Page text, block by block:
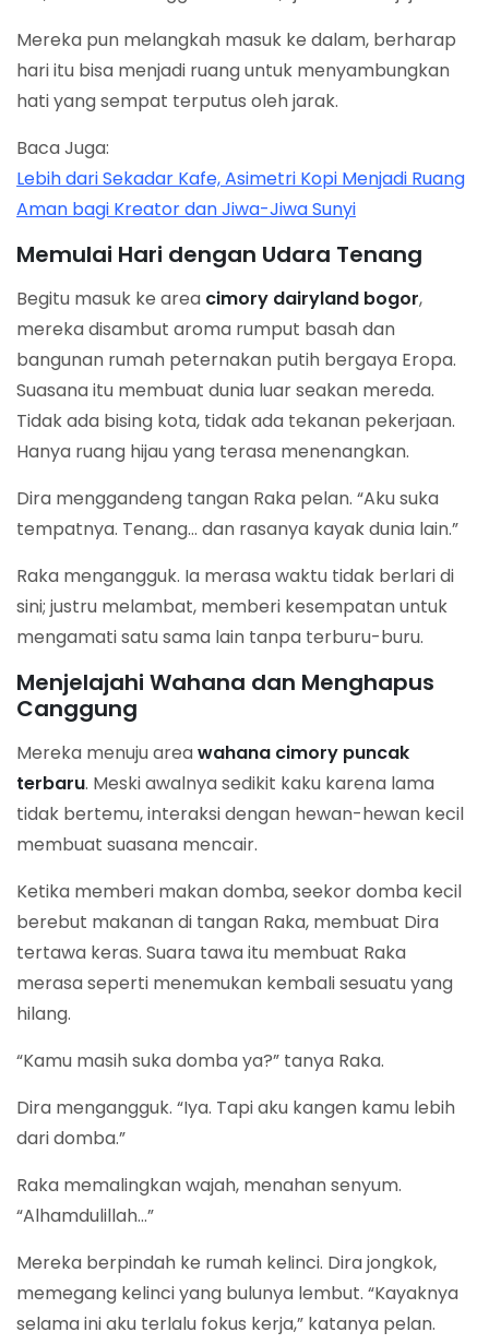
Mereka pun melangkah masuk ke dalam, berharap
hari itu bisa menjadi ruang untuk menyambungkan
hati yang sempat terputus oleh jarak.
Baca Juga:
Lebih dari Sekadar Kafe, Asimetri Kopi Menjadi Ruang
Aman bagi Kreator dan Jiwa-Jiwa Sunyi
Memulai Hari dengan Udara Tenang
Begitu masuk ke area cimory dairyland bogor,
mereka disambut aroma rumput basah dan
bangunan rumah peternakan putih bergaya Eropa.
Suasana itu membuat dunia luar seakan mereda.
Tidak ada bising kota, tidak ada tekanan pekerjaan.
Hanya ruang hijau yang terasa menenangkan.
Dira menggandeng tangan Raka pelan. “Aku suka
tempatnya. Tenang… dan rasanya kayak dunia lain.”
Raka mengangguk. Ia merasa waktu tidak berlari di
sini; justru melambat, memberi kesempatan untuk
mengamati satu sama lain tanpa terburu-buru.
Menjelajahi Wahana dan Menghapus
Canggung
Mereka menuju areawahana cimory puncak
terbaru. Meski awalnya sedikit kaku karena lama
tidak bertemu, interaksi dengan hewan-hewan kecil
membuat suasana mencair.
Ketika memberi makan domba, seekor domba kecil
berebut makanan di tangan Raka, membuat Dira
tertawa keras. Suara tawa itu membuat Raka
merasa seperti menemukan kembali sesuatu yang
hilang.
“Kamu masih suka domba ya?” tanya Raka.
Dira mengangguk. “Iya. Tapi aku kangen kamu lebih
dari domba.”
Raka memalingkan wajah, menahan senyum.
“Alhamdulillah…”
Mereka berpindah ke rumah kelinci. Dira jongkok,
memegang kelinci yang bulunya lembut. “Kayaknya
selama ini aku terlalu fokus kerja,” katanya pelan.